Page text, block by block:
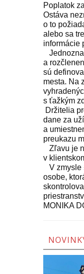
Poplatok
Ostáva
o to
alebo sa
informácie
a
sú
mesta. Na
s ťažkým
Držitelia
dane za
a
preukazu
Zľavu je
v
V zmysle
osobe,
MONIKA